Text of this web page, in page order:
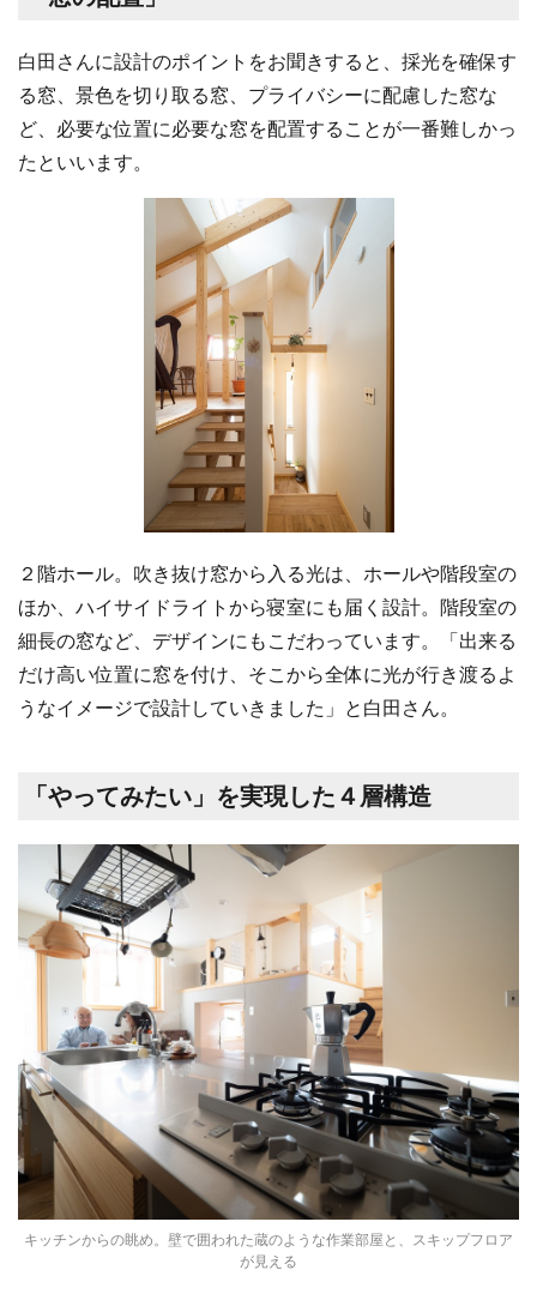
白田さんに設計のポイントをお聞きすると、採光を確保す
る窓、景色を切り取る窓、プライバシーに配慮した窓な
ど、必要な位置に必要な窓を配置することが一番難しかっ
たといいます。
２階ホール。吹き抜け窓から入る光は、ホールや階段室の
ほか、ハイサイドライトから寝室にも届く設計。階段室の
細長の窓など、デザインにもこだわっています。「出来る
だけ高い位置に窓を付け、そこから全体に光が行き渡るよ
うなイメージで設計していきました」と白田さん。
「やってみたい」を実現した４層構造
キッチンからの眺め。壁で囲われた蔵のような作業部屋と、スキップフロア
が見える